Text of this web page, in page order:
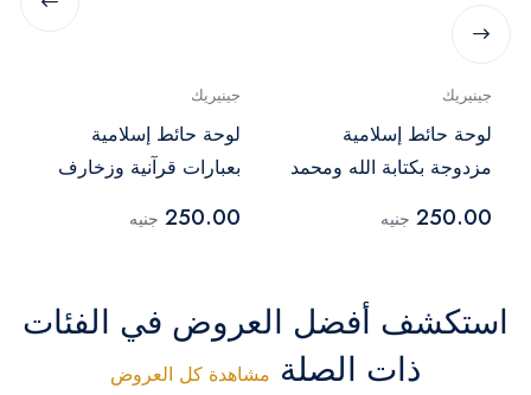
جينيريك
لوحة حائط إسلامية
مزدوجة بكتابة الله ومحمد
250.00 جنيه
جينيريك
لوحة حائط إسلامية
بعبارات قرآنية وزخارف
250.00 جنيه
استكشف أفضل العروض في الفئات
ذات الصلة مشاهدة كل العروض